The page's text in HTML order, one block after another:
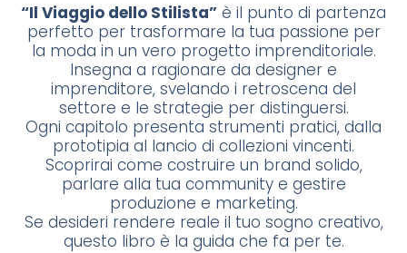
“Il Viaggio dello Stilista” è il punto di partenza
perfetto per trasformare la tua passione per
la moda in un vero progetto imprenditoriale.
Insegna a ragionare da designer e
imprenditore, svelando i retroscena del
settore e le strategie per distinguersi.
Ogni capitolo presenta strumenti pratici, dalla
prototipia al lancio di collezioni vincenti.
Scoprirai come costruire un brand solido,
parlare alla tua community e gestire
produzione e marketing.
Se desideri rendere reale il tuo sogno creativo,
questo libro è la guida che fa per te.